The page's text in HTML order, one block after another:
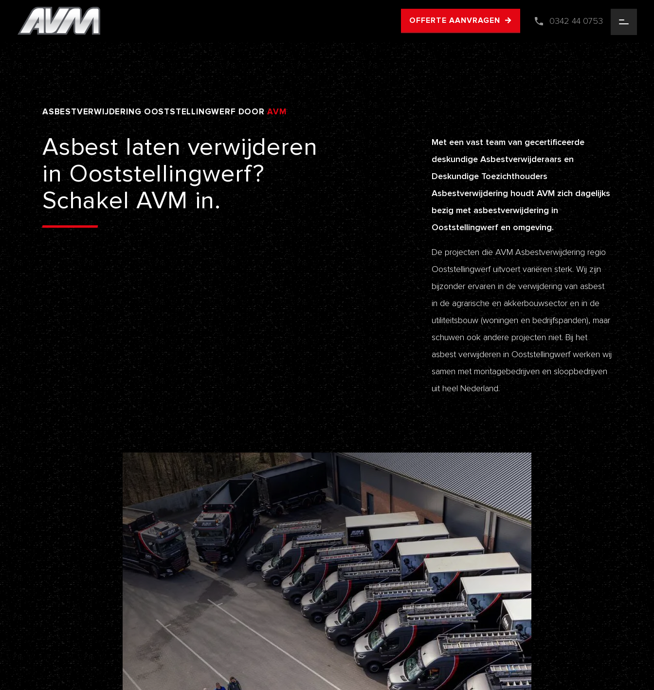
OFFERTE AANVRAGEN 0342 44 0753
ASBESTVERWIJDERING OOSTSTELLINGWERF DOOR AVM
Asbest laten verwijderen
in Ooststellingwerf?
Schakel AVM in.
Met een vast team van gecertificeerde
deskundige Asbestverwijderaars en
Deskundige Toezichthouders
Asbestverwijdering houdt AVM zich dagelijks
bezig met asbestverwijdering in
Ooststellingwerf en omgeving.
De projecten die AVM Asbestverwijdering regio
Ooststellingwerf uitvoert variëren sterk. Wij zijn
bijzonder ervaren in de verwijdering van asbest
in de agrarische en akkerbouwsector en in de
utiliteitsbouw (woningen en bedrijfspanden), maar
schuwen ook andere projecten niet. Bij het
asbest verwijderen in Ooststellingwerf werken wij
samen met montagebedrijven en sloopbedrijven
uit heel Nederland.